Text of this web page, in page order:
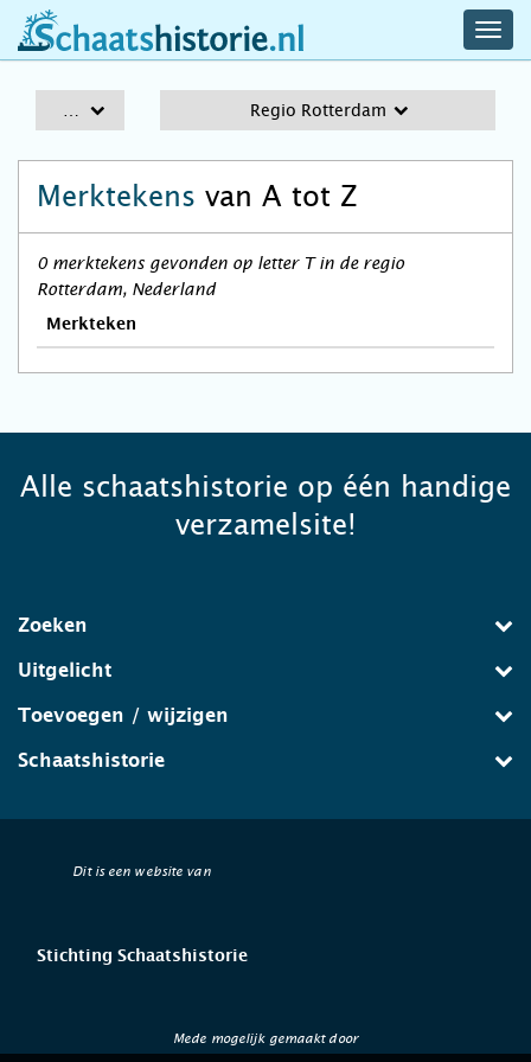
schaatshistorie.nl
Regio Rotterdam
Merktekens van A tot Z
0 merktekens gevonden op letter T in de regio
Rotterdam, Nederland
Merkteken
Alle schaatshistorie op één handige
verzamelsite!
Zoeken
Uitgelicht
Toevoegen / wijzigen
Schaatshistorie
Dit is een website van
Stichting Schaatshistorie
Mede mogelijk gemaakt door